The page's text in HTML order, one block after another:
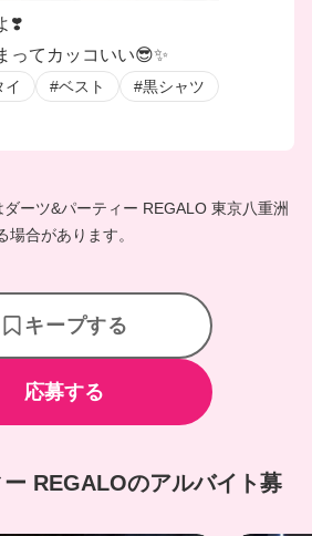
❣️
ってカッコいい😎✨
イ #ベスト
#黒シャツ
ーツ&パーティー REGALO 東京八重洲
合があります。
キープする
応募する
REGALOのアルバイト募